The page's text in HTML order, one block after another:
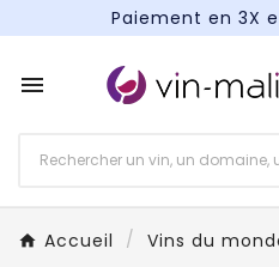
Paiement en 3X
Paiement en 3X

Accueil Vins du